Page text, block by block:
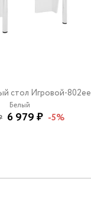
стол Игровой-802ee
Белый
6 979 ₽ -5%